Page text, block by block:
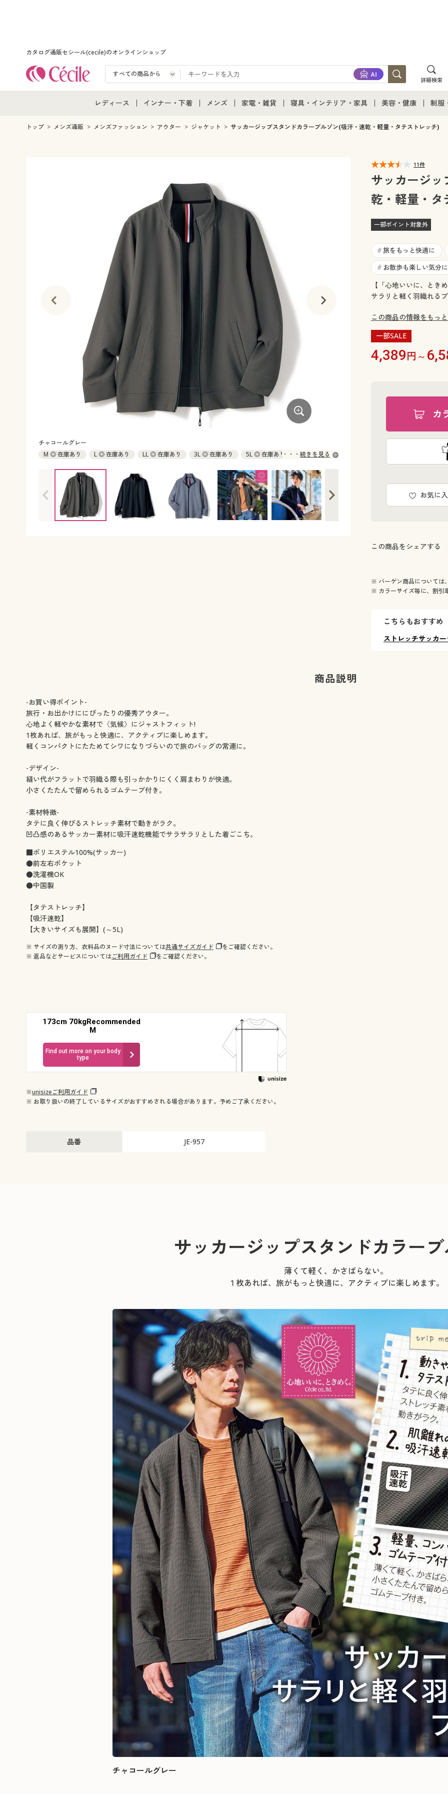
カタログ通販セシール(cecile)のオンラインショップ
詳細検索
レディース
レディース通販すべて
インナー・下着
インナー・下着通販すべて
ジュニア・ティーンズ下着
メンズ
メンズ通販すべて
家電・雑貨
家電・雑貨すべて
寝具・インテリア・家具
寝具・インテリア・家具通販すべて
カーテン・ラグ・ファブリック
美容・健康
美容・健康通販すべ
制服
制服
ジ
トップ メンズ通販 メンズファッション アウター ジャケット サッカージップスタンドカラーブルゾン(吸汗・速乾・軽量・タテストレッチ)
チャコールグレー
M ◎ 在庫あり
L ◎ 在庫あり LL ◎ 在庫あり 3L ◎ 在庫あり 5L ◎ 在庫あり 続きを見る
11件
サッカージッ
乾・軽量・タ
一部ポイント対象外
# 旅をもっと快適に
# お散歩も楽しい気分に
【「心地いいに、とき
サラリと軽く羽織れる
この商品の情報をもっ
一部SALE
4,389円～
カ
お気に
この商品をシェアする
※ バーゲン商品については
※ カラーサイズ毎に、割引
こちらもおすすめ
ストレッチサッカ
商品説明
-お買い得ポイント-
旅行・お出かけににぴったりの優秀アウター。
心地よく軽やかな素材で〈気候〉にジャストフィット!
1枚あれば、旅がもっと快適に、アクティブに楽しめます。
軽くコンパクトにたためてシワになりづらいので旅のバッグの常連に。
-デザイン-
縫い代がフラットで羽織る際も引っかかりにくく肩まわりが快適。
小さくたたんで留められるゴムテープ付き。
-素材特徴-
タテに良く伸びるストレッチ素材で動きがラク。
凹凸感のあるサッカー素材に吸汗速乾機能でサラサラリとした着ごこち。
■ポリエステル100%(サッカー)
●前左右ポケット
●洗濯機OK
●中国製
【タテストレッチ】
【吸汗速乾】
【大きいサイズも展開】(～5L)
※ サイズの測り方、衣料品のヌード寸法については共通サイズガイド
をご確認ください。
※ 返品などサービスについてはご利用ガイド をご確認ください。
173cm 70kgRecommended
M
Find out more on your body
type
※unisizeご利用ガイド
※ お取り扱いの終了しているサイズがおすすめされる場合があります。予めご了承ください。
品番 JE-957
サッカージップスタンドカラー
薄くて軽く、かさばらない。
１枚あれば、旅がもっと快適に、アクティブに楽しめます。
チャコールグレー